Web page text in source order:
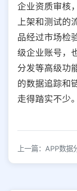
企业资质审核
上架和测试的
品经过市场检
级企业账号，
分发等高级功
的数据追踪和
走得踏实不少。
上一篇：APP数据